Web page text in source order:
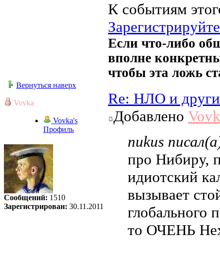
К событиям
Если что-либо
вполне
чтобы эта ложь
Вернуться наверх
Vovka
Vovka's
Профиль
Сообщений: 1510
Зарегистрирован: 30.11.2011
Re: НЛО и
Добавлено
nukus
про Нибиру,
идиотский
вызывает
глобального
то ОЧЕНЬ